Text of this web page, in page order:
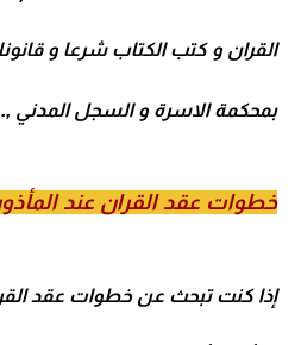
القران و كتب الكتاب شرعا و
بمحكمة الاسرة و السجل المدني ,.
خطوات عقد القران عند
إذا كنت تبحث عن خطوات عقد